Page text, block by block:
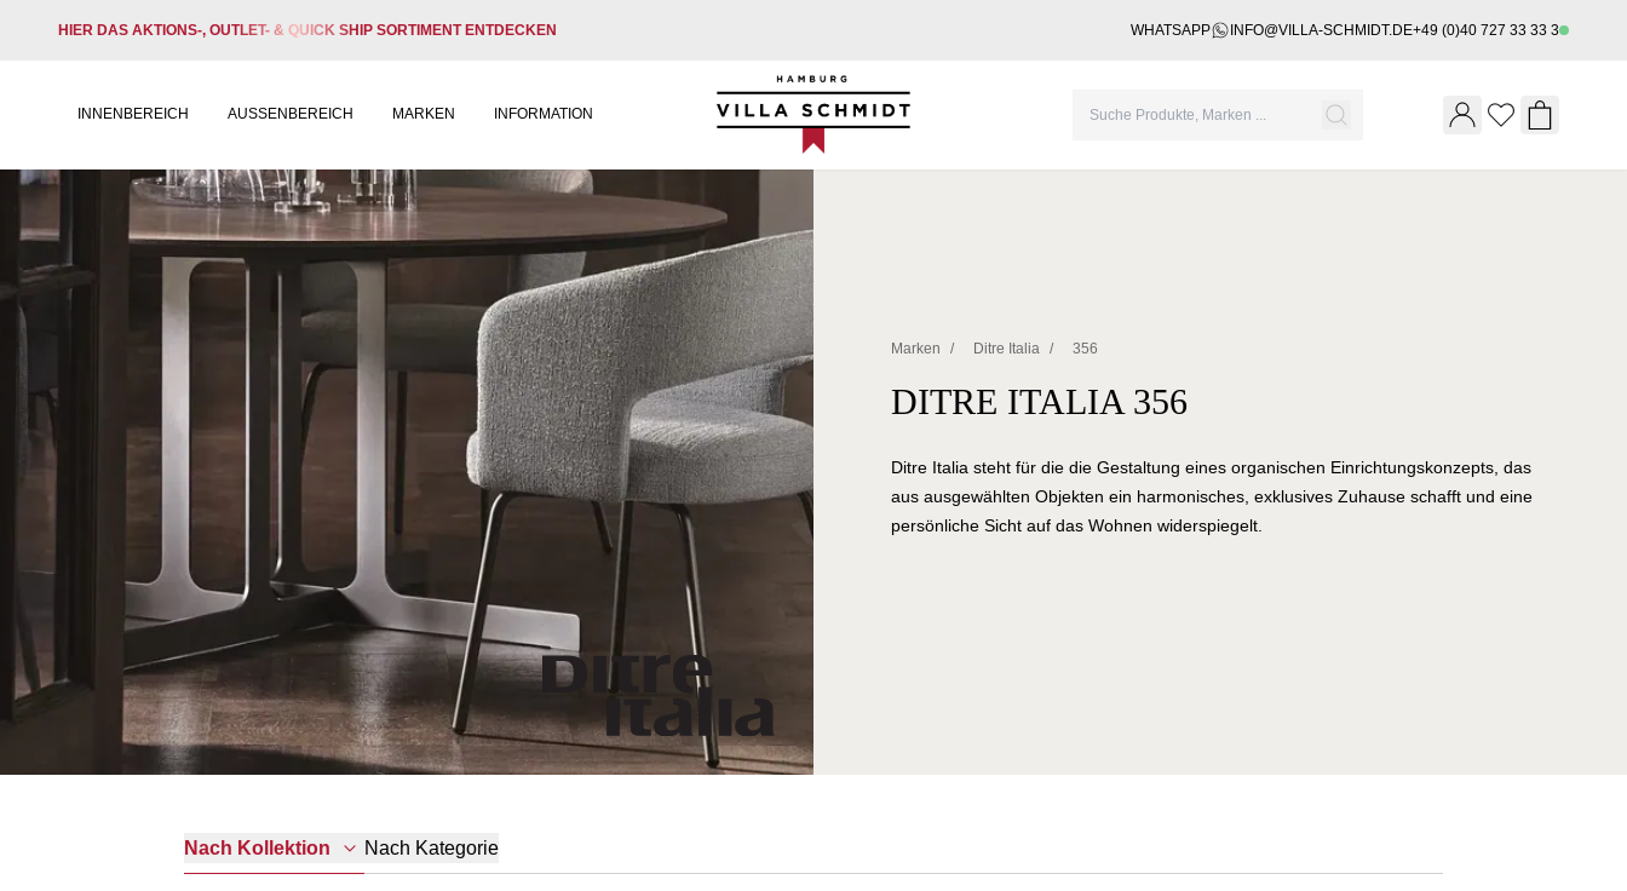
HIER DAS AKTIONS-, OUTLET- & QUICK SHIP SORTIMENT ENTDECKEN WHATSAPP INFO@VILLA-SCHMIDT.DE+49 (0)40 727 33 33 3
INNENBEREICH AUSSENBEREICH MARKEN INFORMATION
Villa Schmidt
Wishlist
Marken / Ditre Italia / 356
DITRE ITALIA 356
Ditre Italia steht für die die Gestaltung eines organischen Einrichtungskonzepts, das
aus ausgewählten Objekten ein harmonisches, exklusives Zuhause schafft und eine
persönliche Sicht auf das Wohnen widerspiegelt.
Nach Kollektion Nach Kategorie